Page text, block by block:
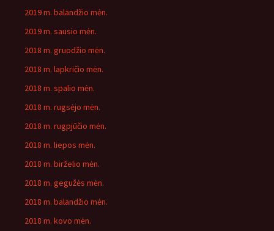
2019 m. balandžio mėn.
2019 m. sausio mėn.
2018 m. gruodžio mėn.
2018 m. lapkričio mėn.
2018 m. spalio mėn.
2018 m. rugsėjo mėn.
2018 m. rugpjūčio mėn.
2018 m. liepos mėn.
2018 m. birželio mėn.
2018 m. gegužės mėn.
2018 m. balandžio mėn.
2018 m. kovo mėn.